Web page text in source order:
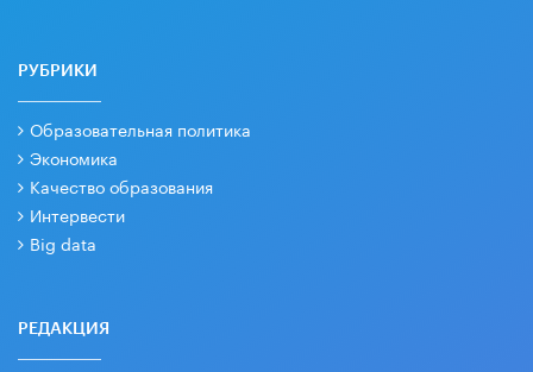
РУБРИКИ
Образовательная политика
Экономика
Качество образования
Интервести
Big data
РЕДАКЦИЯ